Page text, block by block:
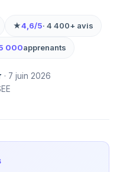
★4,6/5· 4 400+ avis
000apprenants
· 7 juin 2026